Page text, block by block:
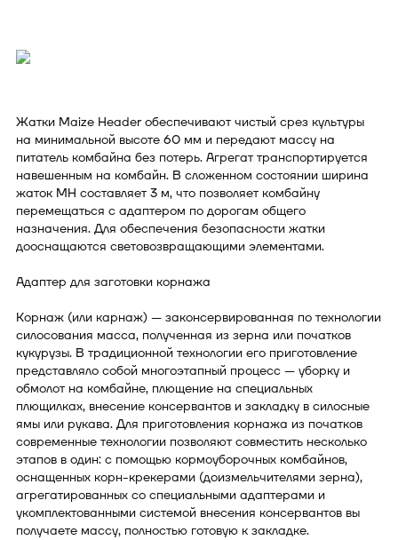
Жатки Maize Header обеспечивают чистый срез культуры
на минимальной высоте 60 мм и передают массу на
питатель комбайна без потерь. Агрегат транспортируется
навешенным на комбайн. В сложенном состоянии ширина
жаток MH составляет 3 м, что позволяет комбайну
перемещаться с адаптером по дорогам общего
назначения. Для обеспечения безопасности жатки
дооснащаются световозвращающими элементами.
Адаптер для заготовки корнажа
Корнаж (или карнаж) — законсервированная по технологии
силосования масса, полученная из зерна или початков
кукурузы. В традиционной технологии его приготовление
представляло собой многоэтапный процесс — уборку и
обмолот на комбайне, плющение на специальных
плющилках, внесение консервантов и закладку в силосные
ямы или рукава. Для приготовления корнажа из початков
современные технологии позволяют совместить несколько
этапов в один: с помощью кормоуборочных комбайнов,
оснащенных корн-крекерами (доизмельчителями зерна),
агрегатированных со специальными адаптерами и
укомплектованными системой внесения консервантов вы
получаете массу, полностью готовую к закладке.